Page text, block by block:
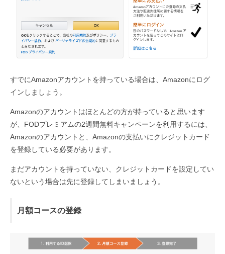
すでにAmazonアカウントを持っている場合は、Amazonにログ
インしましょう。
Amazonのアカウントはほとんどの方が持っていると思います
が、FODプレミアムの2週間無料キャンペーンを利用するには、
Amazonのアカウントと、Amazonの支払いにクレジットカード
を登録している必要があります。
まだアカウントを持っていない、クレジットカードを設定してい
ないという場合は先に登録してしまいましょう。
月額コースの登録